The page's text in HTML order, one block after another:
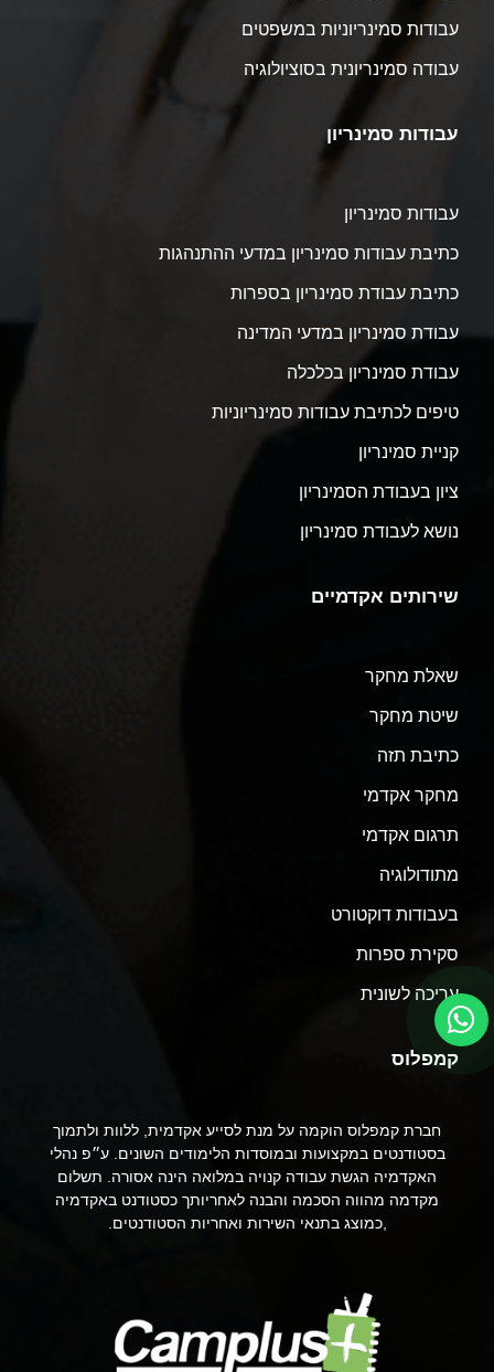
עבודות סמינריוניות במשפטים
עבודה סמינריונית בסוציולוגיה
עבודות סמינריון
עבודות סמינריון
כתיבת עבודות סמינריון במדעי ההתנהגות
כתיבת עבודת סמינריון בספרות
עבודת סמינריון במדעי המדינה
עבודת סמינריון בכלכלה
טיפים לכתיבת עבודות סמינריוניות
קניית סמינריון
ציון בעבודת הסמינריון
נושא לעבודת סמינריון
שירותים אקדמיים
שאלת מחקר
שיטת מחקר
כתיבת תזה
מחקר אקדמי
תרגום אקדמי
מתודולוגיה
בעבודות דוקטורט
סקירת ספרות
עריכה לשונית
קמפלוס
חברת קמפלוס הוקמה על מנת לסייע אקדמית, ללוות ולתמוך
בסטודנטים במקצועות ובמוסדות הלימודים השונים. ע״פ נהלי
האקדמיה הגשת עבודה קנויה במלואה הינה אסורה. תשלום
מקדמה מהווה הסכמה והבנה לאחריותך כסטודנט באקדמיה
,כמוצג בתנאי השירות ואחריות הסטודנטים.